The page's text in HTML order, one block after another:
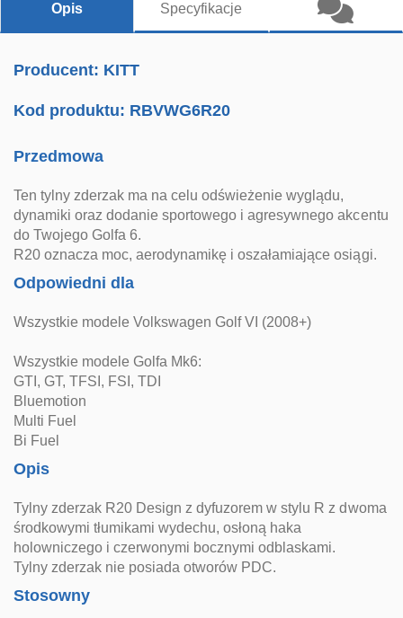
Opis Specyfikacje
Producent: KITT
Kod produktu: RBVWG6R20
Przedmowa
Ten tylny zderzak ma na celu odświeżenie wyglądu,
dynamiki oraz dodanie sportowego i agresywnego akcentu
do Twojego Golfa 6.
R20 oznacza moc, aerodynamikę i oszałamiające osiągi.
Odpowiedni dla
Wszystkie modele Volkswagen Golf VI (2008+)
Wszystkie modele Golfa Mk6:
GTI, GT, TFSI, FSI, TDI
Bluemotion
Multi Fuel
Bi Fuel
Opis
Tylny zderzak R20 Design z dyfuzorem w stylu R z dwoma
środkowymi tłumikami wydechu, osłoną haka
holowniczego i czerwonymi bocznymi odblaskami.
Tylny zderzak nie posiada otworów PDC.
Stosowny